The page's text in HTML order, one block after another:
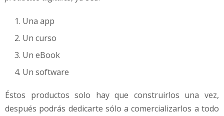
Una app
Un curso
Un eBook
Un software
Éstos productos solo hay que construirlos una vez,
después podrás dedicarte sólo a comercializarlos a todo